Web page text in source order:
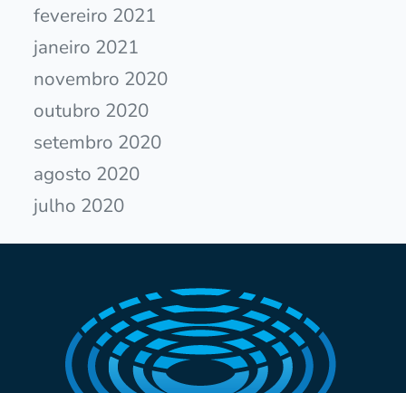
fevereiro 2021
janeiro 2021
novembro 2020
outubro 2020
setembro 2020
agosto 2020
julho 2020